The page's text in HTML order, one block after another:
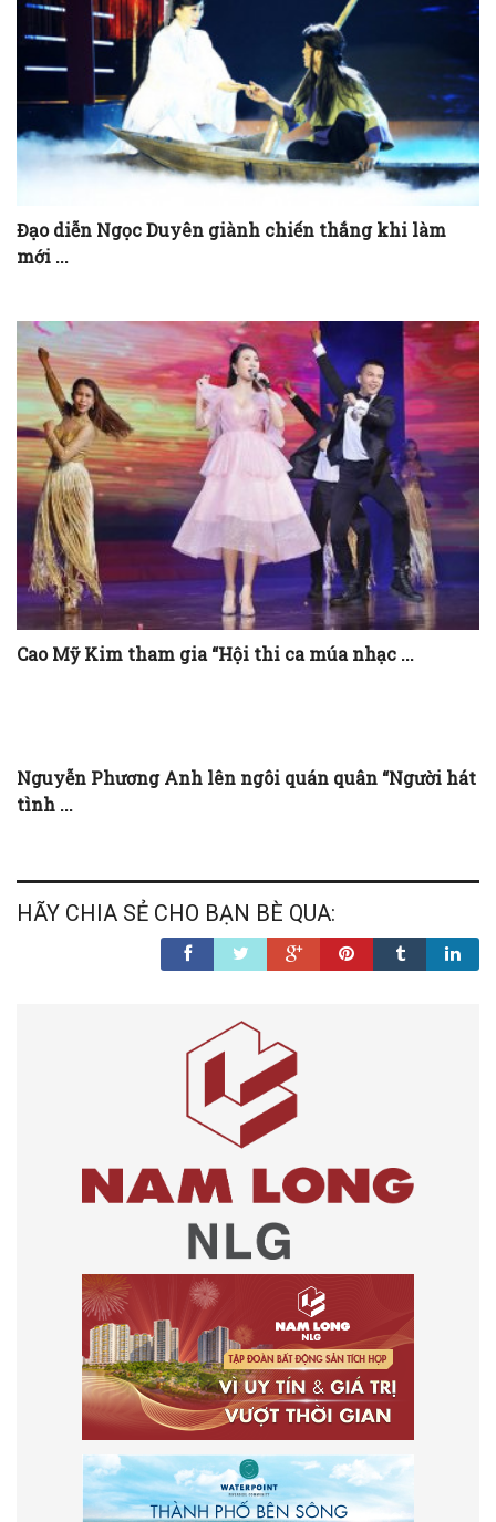
Đạo diễn Ngọc Duyên giành chiến thắng khi làm
mới ...
Cao Mỹ Kim tham gia “Hội thi ca múa nhạc ...
Nguyễn Phương Anh lên ngôi quán quân “Người hát
tình ...
HÃY CHIA SẺ CHO BẠN BÈ QUA: